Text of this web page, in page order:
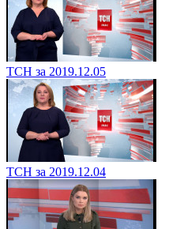
ТСН за 2019.12.05
ТСН за 2019.12.04